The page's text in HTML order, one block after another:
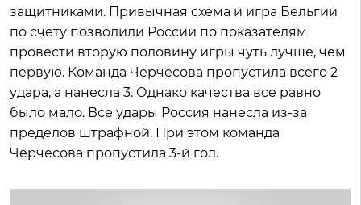
защитниками. Привычная схема и игра Бельгии
по счету позволили России по показателям
провести вторую половину игры чуть лучше, чем
первую. Команда Черчесова пропустила всего 2
удара, а нанесла 3. Однако качества все равно
было мало. Все удары Россия нанесла из-за
пределов штрафной. При этом команда
Черчесова пропустила 3-й гол.